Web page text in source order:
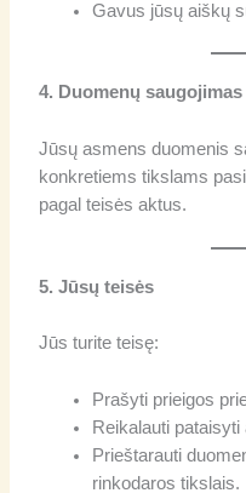
Gavus jūsų aiškų
4. Duomenų saugojimas
Jūsų asmens duomenis
konkretiems tikslams
pagal teisės aktus.
5. Jūsų teisės
Jūs turite teisę:
Prašyti prieigos
Reikalauti
Prieštarauti
rinkodaros tikslais.